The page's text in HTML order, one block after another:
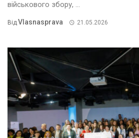
військового збору, ...
ВідVlasnasprava 21.05.2026